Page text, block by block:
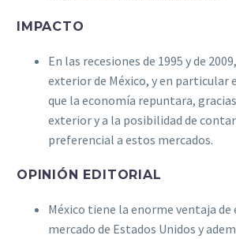
IMPACTO
En las recesiones de 1995 y de
exterior de México, y en particular
que la economía repuntara,
exterior y a la posibilidad de
preferencial a estos mercados.
OPINIÓN EDITORIAL
México tiene la enorme ventaja
mercado de Estados Unidos y